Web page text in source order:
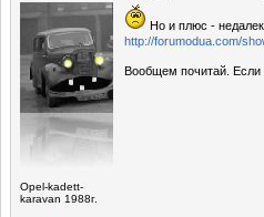
Opel-kadett-
karavan 1988г.
Но и плюс -
http://forumodua.com/
Вообщем почитай. Если